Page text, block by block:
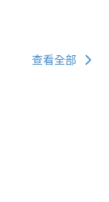
查看全部